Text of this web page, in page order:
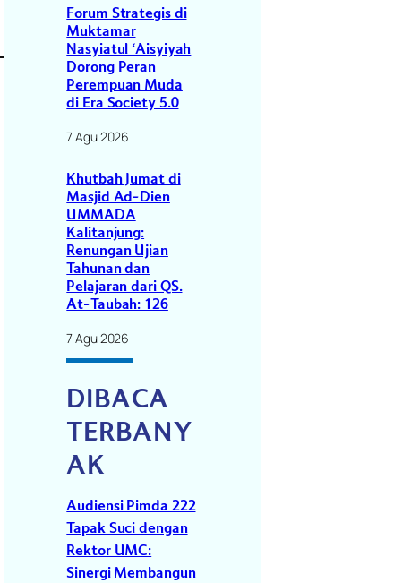
Forum Strategis di
Muktamar
Nasyiatul ‘Aisyiyah
Dorong Peran
Perempuan Muda
di Era Society 5.0
7 Agu 2026
Khutbah Jumat di
Masjid Ad-Dien
UMMADA
Kalitanjung:
Renungan Ujian
Tahunan dan
Pelajaran dari QS.
At-Taubah: 126
7 Agu 2026
DIBACA
TERBANY
AK
Audiensi Pimda 222
Tapak Suci dengan
Rektor UMC:
Sinergi Membangun